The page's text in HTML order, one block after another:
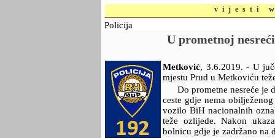
vijesti
Policija
U prometnoj
Metković, 3.6.2019.- U
mjestu Prud u Metkoviću
Do prometne nesreće je
ceste gdje nema
vozilo BiH nacionalnih
teže ozlijede. Nakon
bolnicu gdje je zadržano na